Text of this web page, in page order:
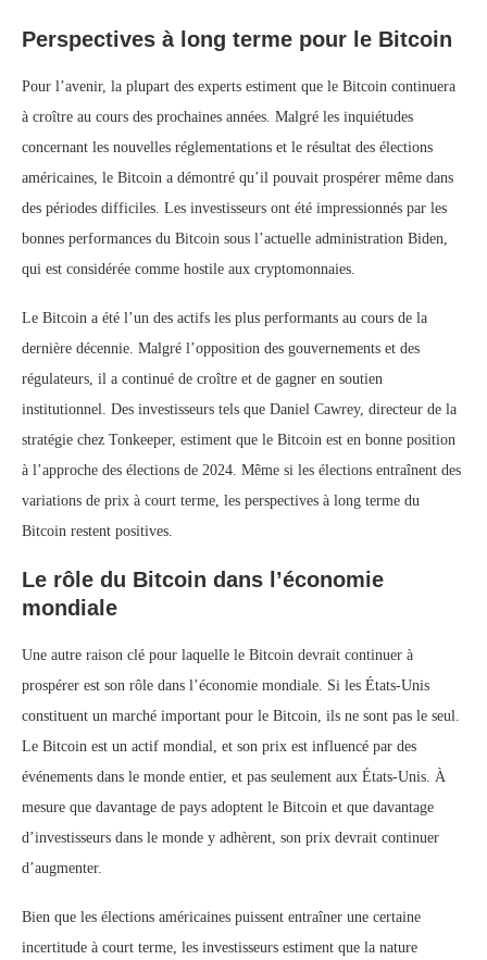
Perspectives à long terme pour le Bitcoin
Pour l’avenir, la plupart des experts estiment que le Bitcoin continuera
à croître au cours des prochaines années. Malgré les inquiétudes
concernant les nouvelles réglementations et le résultat des élections
américaines, le Bitcoin a démontré qu’il pouvait prospérer même dans
des périodes difficiles. Les investisseurs ont été impressionnés par les
bonnes performances du Bitcoin sous l’actuelle administration Biden,
qui est considérée comme hostile aux cryptomonnaies.
Le Bitcoin a été l’un des actifs les plus performants au cours de la
dernière décennie. Malgré l’opposition des gouvernements et des
régulateurs, il a continué de croître et de gagner en soutien
institutionnel. Des investisseurs tels que Daniel Cawrey, directeur de la
stratégie chez Tonkeeper, estiment que le Bitcoin est en bonne position
à l’approche des élections de 2024. Même si les élections entraînent des
variations de prix à court terme, les perspectives à long terme du
Bitcoin restent positives.
Le rôle du Bitcoin dans l’économie
mondiale
Une autre raison clé pour laquelle le Bitcoin devrait continuer à
prospérer est son rôle dans l’économie mondiale. Si les États-Unis
constituent un marché important pour le Bitcoin, ils ne sont pas le seul.
Le Bitcoin est un actif mondial, et son prix est influencé par des
événements dans le monde entier, et pas seulement aux États-Unis. À
mesure que davantage de pays adoptent le Bitcoin et que davantage
d’investisseurs dans le monde y adhèrent, son prix devrait continuer
d’augmenter.
Bien que les élections américaines puissent entraîner une certaine
incertitude à court terme, les investisseurs estiment que la nature